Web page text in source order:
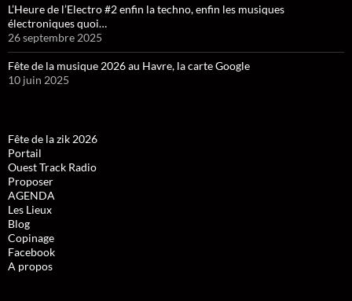
L’Heure de l’Electro #2 enfin la techno, enfin les musiques
électroniques quoi…
26 septembre 2025
Fête de la musique 2026 au Havre, la carte Google
10 juin 2025
Fête de la zik 2026
Portail
Ouest Track Radio
Proposer
AGENDA
Les Lieux
Blog
Copinage
Facebook
A propos